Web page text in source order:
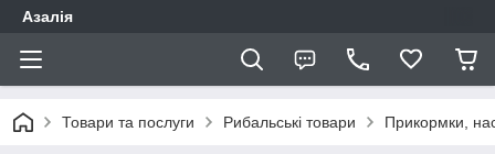
Азалія
Товари та послуги Рибальські товари Прикормки,